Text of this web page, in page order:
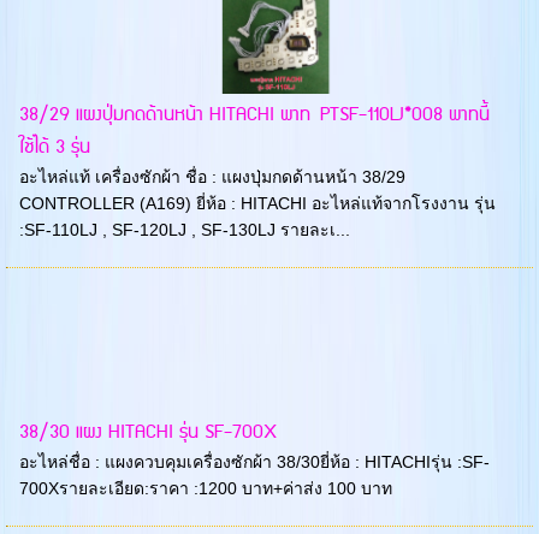
38/29 แผงปุ่มกดด้านหน้า HITACHI พาท PTSF-110LJ*008 พาทนี้
ใช้ได้ 3 รุ่น
อะไหล่แท้ เครื่องซักผ้า ชื่อ : แผงปุ่มกดด้านหน้า 38/29
CONTROLLER (A169) ยี่ห้อ : HITACHI อะไหล่แท้จากโรงงาน รุ่น
:SF-110LJ , SF-120LJ , SF-130LJ รายละเ...
38/30 แผง HITACHI รุ่น SF-700X
อะไหล่ชื่อ : แผงควบคุมเครื่องซักผ้า 38/30ยี่ห้อ : HITACHIรุ่น :SF-
700Xรายละเอียด:ราคา :1200 บาท+ค่าส่ง 100 บาท